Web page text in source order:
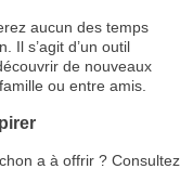
aucun des temps
Il s’agit d’un outil
de nouveaux
ou entre amis.
a à offrir ? Consultez